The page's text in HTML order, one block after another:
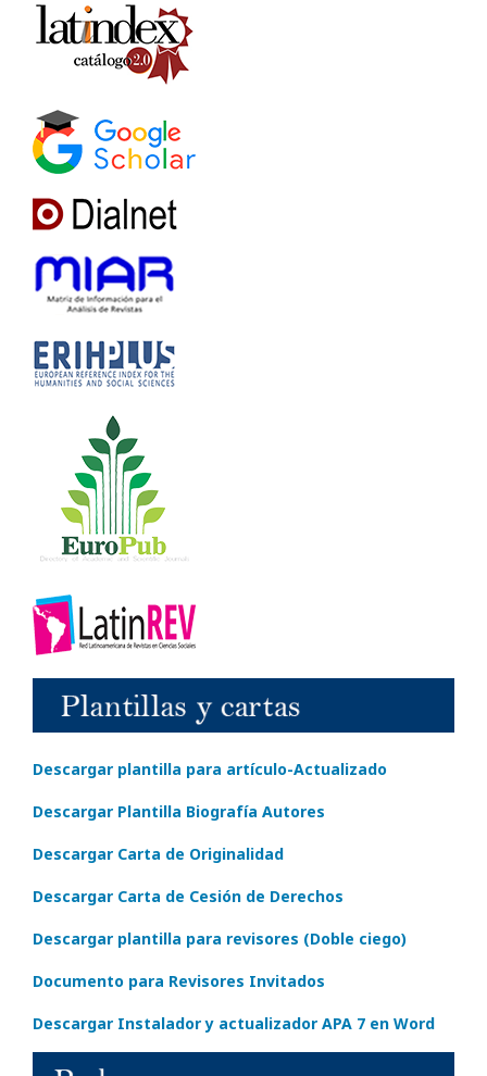
Descargar plantilla para artículo-Actualizado
Descargar Plantilla Biografía Autores
Descargar Carta de Originalidad
Descargar Carta de Cesión de Derechos
Descargar plantilla para revisores (Doble ciego)
Documento para Revisores Invitados
Descargar Instalador y actualizador APA 7 en Word